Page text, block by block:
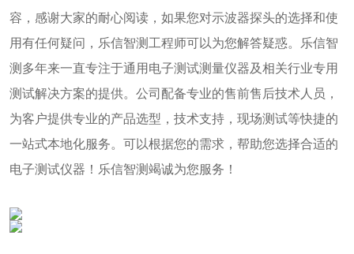
容，感谢大家的耐心阅读，如果您对示波器探头的选择和使
用有任何疑问，乐信智测工程师可以为您解答疑惑。乐信智
测多年来一直专注于通用电子测试测量仪器及相关行业专用
测试解决方案的提供。公司配备专业的售前售后技术人员，
为客户提供专业的产品选型，技术支持，现场测试等快捷的
一站式本地化服务。可以根据您的需求，帮助您选择合适的
电子测试仪器！乐信智测竭诚为您服务！